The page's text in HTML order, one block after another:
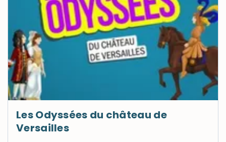
Les Odyssées du château de
Versailles